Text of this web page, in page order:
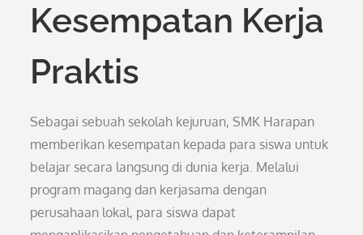
Kesempatan Kerja
Praktis
Sebagai sebuah sekolah kejuruan, SMK Harapan
memberikan kesempatan kepada para siswa untuk
belajar secara langsung di dunia kerja. Melalui
program magang dan kerjasama dengan
perusahaan lokal, para siswa dapat